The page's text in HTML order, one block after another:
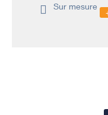
Sur mesure